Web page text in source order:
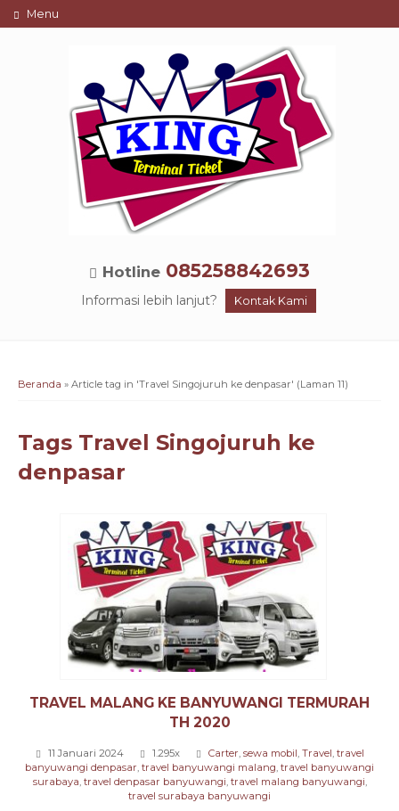
Menu
Hotline 085258842693
Informasi lebih lanjut? Kontak Kami
Beranda » Article tag in 'Travel Singojuruh ke denpasar' (Laman 11)
Tags Travel Singojuruh ke
denpasar
TRAVEL MALANG KE BANYUWANGI TERMURAH
TH 2020
11 Januari 2024 1.295x Carter, sewa mobil, Travel, travel
banyuwangi denpasar, travel banyuwangi malang, travel banyuwangi
surabaya, travel denpasar banyuwangi, travel malang banyuwangi,
travel surabaya banyuwangi